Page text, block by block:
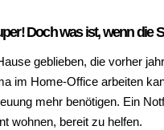
Doch was ist, wenn
geblieben, die vorher
im Home-Office arbeiten
mehr benötigen. Ein
wohnen, bereit zu helfen.